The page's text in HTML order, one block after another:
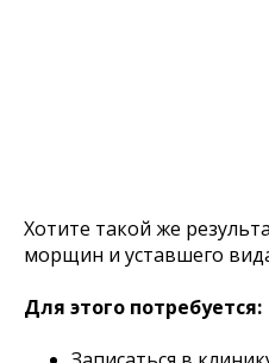
Хотите такой же
морщин и уставшего
Для этого потребуется: